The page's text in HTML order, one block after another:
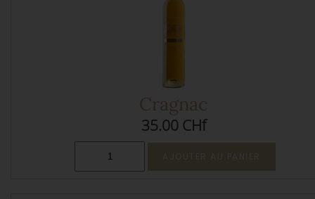
Cragnac
35.00 CHf